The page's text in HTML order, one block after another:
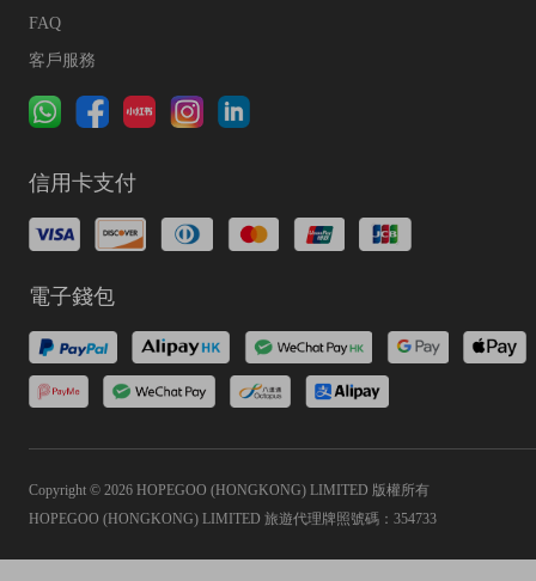
FAQ
客戶服務
信用卡支付
電子錢包
Copyright © 2026 HOPEGOO (HONGKONG) LIMITED 版權所有
HOPEGOO (HONGKONG) LIMITED 旅遊代理牌照號碼：354733